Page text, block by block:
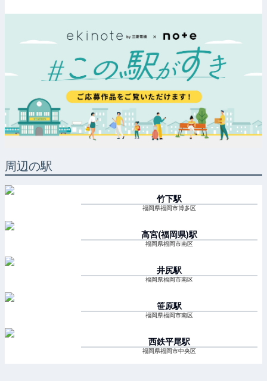
周辺の駅
竹下駅
福岡県福岡市博多区
高宮(福岡県)駅
福岡県福岡市南区
井尻駅
福岡県福岡市南区
笹原駅
福岡県福岡市南区
西鉄平尾駅
福岡県福岡市中央区